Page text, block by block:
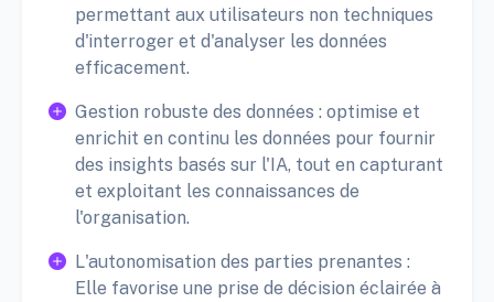
permettant aux utilisateurs non techniques
d'interroger et d'analyser les données
efficacement.
Gestion robuste des données : optimise et
enrichit en continu les données pour fournir
des insights basés sur l'IA, tout en capturant
et exploitant les connaissances de
l'organisation.
L'autonomisation des parties prenantes :
Elle favorise une prise de décision éclairée à